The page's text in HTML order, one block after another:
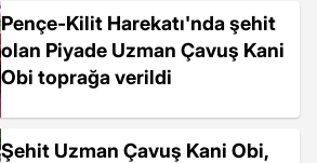
Pençe-Kilit Harekatı'nda şehit
olan Piyade Uzman Çavuş Kani
Obi toprağa verildi
Şehit Uzman Çavuş Kani Obi,